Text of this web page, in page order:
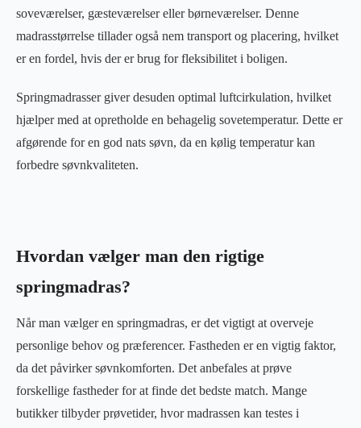
soveværelser, gæsteværelser eller børneværelser. Denne
madrasstørrelse tillader også nem transport og placering, hvilket
er en fordel, hvis der er brug for fleksibilitet i boligen.
Springmadrasser giver desuden optimal luftcirkulation, hvilket
hjælper med at opretholde en behagelig sovetemperatur. Dette er
afgørende for en god nats søvn, da en kølig temperatur kan
forbedre søvnkvaliteten.
Hvordan vælger man den rigtige
springmadras?
Når man vælger en springmadras, er det vigtigt at overveje
personlige behov og præferencer. Fastheden er en vigtig faktor,
da det påvirker søvnkomforten. Det anbefales at prøve
forskellige fastheder for at finde det bedste match. Mange
butikker tilbyder prøvetider, hvor madrassen kan testes i